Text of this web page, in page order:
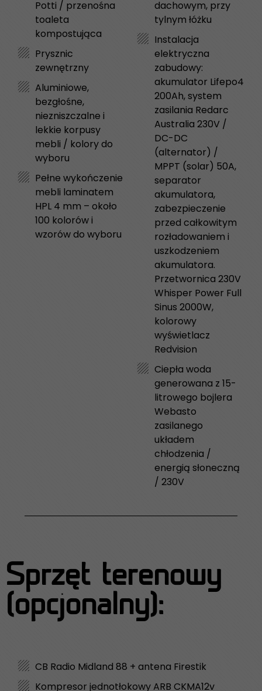
Potti / przenośna
toaleta
kompostująca
Prysznic
zewnętrzny
Aluminiowe,
bezgłośne,
niezniszczalne i
lekkie korpusy
mebli / kolory do
wyboru
Pełne wykończenie
mebli laminatem
HPL 4 mm – około
100 kolorów i
wzorów do wyboru
dachowym, przy
tylnym łóżku
Instalacja
elektryczna
zabudowy:
akumulator Lifepo4
200Ah, system
zasilania Redarc
Australia 230V /
DC-DC
(alternator) /
MPPT (solar) 50A,
separator
akumulatora,
zabezpieczenie
przed całkowitym
rozładowaniem i
uszkodzeniem
akumulatora.
Przetwornica 230V
Whisper Power Full
Sinus 2000W,
kolorowy
wyświetlacz
Redvision
Ciepła woda
generowana z 15-
litrowego bojlera
Webasto
zasilanego
układem
chłodzenia /
energią słoneczną
/ 230V
Sprzęt terenowy
(opcjonalny):
CB Radio Midland 88 + antena Firestik
Kompresor jednotłokowy ARB CKMA12v